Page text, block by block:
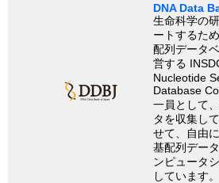
DNA Data
生命科学の
ートするた
配列データ
営する
Nucleotide
Database
一員として
タを収集し
せて、自由
基配列デー
ンピュータ
しています。